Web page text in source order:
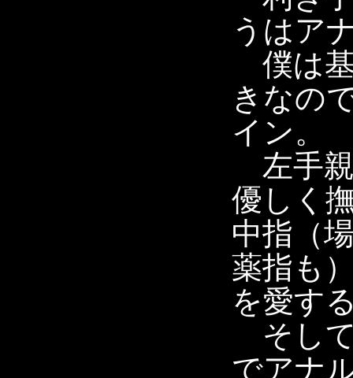
うはア
僕は
きなの
イン。
左手
優しく
中指（
薬指も
を愛す
そし
でアナ